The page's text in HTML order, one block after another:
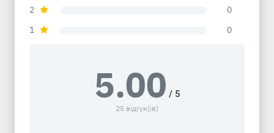
2
0
1
0
5.00 / 5
25 відгук(ів)